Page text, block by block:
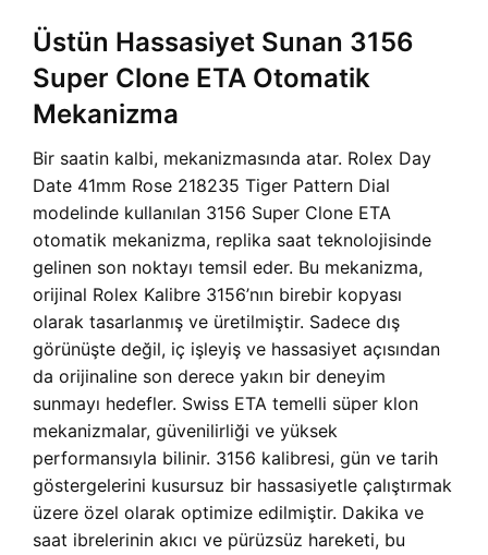
Üstün Hassasiyet Sunan 3156
Super Clone ETA Otomatik
Mekanizma
Bir saatin kalbi, mekanizmasında atar. Rolex Day
Date 41mm Rose 218235 Tiger Pattern Dial
modelinde kullanılan 3156 Super Clone ETA
otomatik mekanizma, replika saat teknolojisinde
gelinen son noktayı temsil eder. Bu mekanizma,
orijinal Rolex Kalibre 3156’nın birebir kopyası
olarak tasarlanmış ve üretilmiştir. Sadece dış
görünüşte değil, iç işleyiş ve hassasiyet açısından
da orijinaline son derece yakın bir deneyim
sunmayı hedefler. Swiss ETA temelli süper klon
mekanizmalar, güvenilirliği ve yüksek
performansıyla bilinir. 3156 kalibresi, gün ve tarih
göstergelerini kusursuz bir hassasiyetle çalıştırmak
üzere özel olarak optimize edilmiştir. Dakika ve
saat ibrelerinin akıcı ve pürüzsüz hareketi, bu